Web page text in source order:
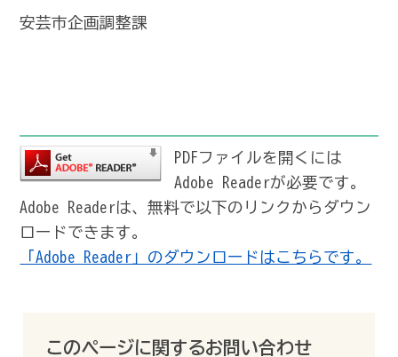
安芸市企画調整課
PDFファイルを開くには
Adobe Readerが必要です。
Adobe Readerは、無料で以下のリンクからダウン
ロードできます。
「Adobe Reader」のダウンロードはこちらです。
このページに関するお問い合わせ